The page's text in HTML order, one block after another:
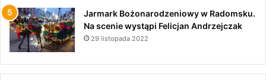
Jarmark Bożonarodzeniowy w Radomsku.
Na scenie wystąpi Felicjan Andrzejczak
29 listopada 2022